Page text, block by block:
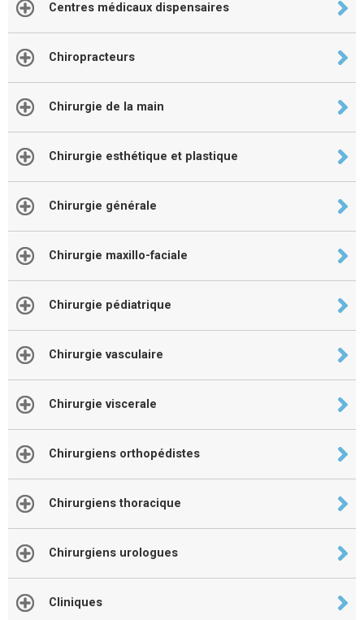
Centres médicaux dispensaires
Chiropracteurs
Chirurgie de la main
Chirurgie esthétique et plastique
Chirurgie générale
Chirurgie maxillo-faciale
Chirurgie pédiatrique
Chirurgie vasculaire
Chirurgie viscerale
Chirurgiens orthopédistes
Chirurgiens thoracique
Chirurgiens urologues
Cliniques